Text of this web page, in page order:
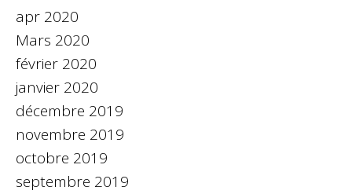
apr 2020
Mars 2020
février 2020
janvier 2020
décembre 2019
novembre 2019
octobre 2019
septembre 2019